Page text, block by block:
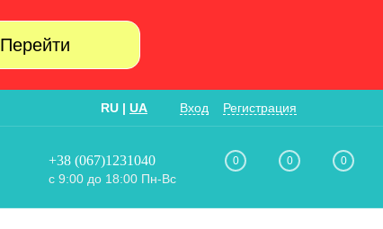
Перейти
RU | UA Вход Регистрация
+38 (067)1231040
с 9:00 до 18:00 Пн-Вс
0 0 0